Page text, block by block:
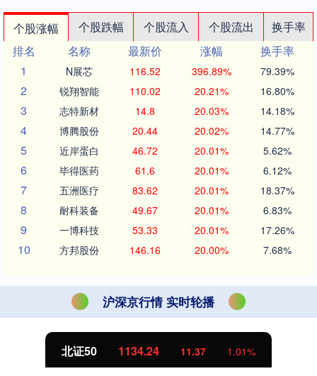
个股涨幅 个股跌幅 个股流入 个股流出
换手率
排名
名称 最新价 涨幅
换手率
1
N展芯 116.52 396.89% 79.39%
2 锐翔智能 110.02 20.21% 16.80%
3 志特新材 14.8 20.03% 14.18%
4 博腾股份 20.44 20.02% 14.77%
5 近岸蛋白 46.72 20.01% 5.62%
6 毕得医药 61.6 20.01% 6.12%
7 五洲医疗 83.62 20.01% 18.37%
8 耐科装备 49.67 20.01% 6.83%
9 一博科技 53.33 20.01% 17.26%
10 方邦股份 146.16 20.00% 7.68%
沪深京行情 实时轮播
北证50 1134.24 11.37 1.01%